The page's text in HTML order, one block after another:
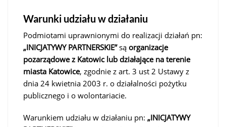
Warunki udziału w działaniu
Podmiotami uprawnionymi do realizacji działań pn:
„INICJATYWY PARTNERSKIE”są organizacje
pozarządowe z Katowic lub działające na terenie
miasta Katowice, zgodnie z art. 3 ust 2 Ustawy z
dnia 24 kwietnia 2003 r. o działalności pożytku
publicznego i o wolontariacie.
Warunkiem udziału w działaniu pn: „INICJATYWY